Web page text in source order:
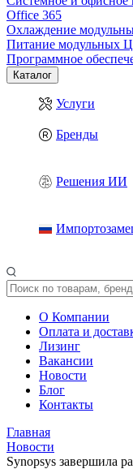
Office 365
Охлаждение
Питание модульных
Программное
Каталог
Услуги
Бренды
Решения ИИ
О Компании
Оплата и
Лизинг
Вакансии
Новости
Блог
Контакты
Главная
Новости
Synopsys завершила